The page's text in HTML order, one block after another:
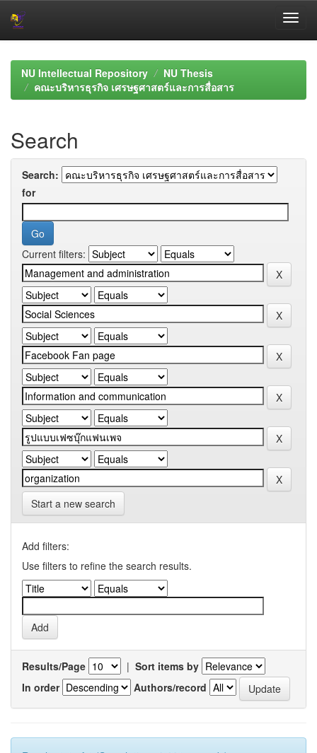
navigationNU Intellectual Repository
NU Thesis
คณะบริหารธุรกิจ เศรษฐศาสตร์และการสื่อสาร
Search
Search:
for
Current filters:
Start a new search
Add filters:
Use filters to refine the search results.
Results/Page | Sort items by
In order
Authors/record